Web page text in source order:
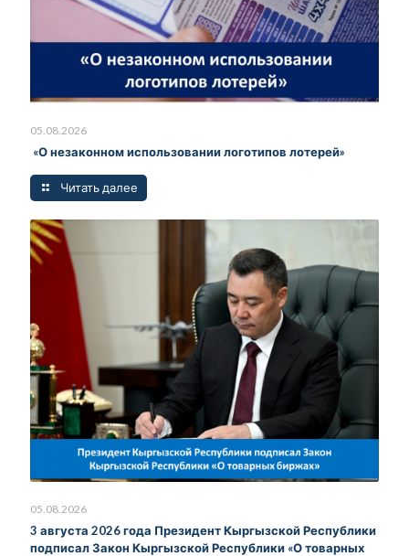
05.08.2026
«О незаконном использовании логотипов лотерей»
Читать далее
05.08.2026
3 августа 2026 года Президент Кыргызской Республики
подписал Закон Кыргызской Республики «О товарных